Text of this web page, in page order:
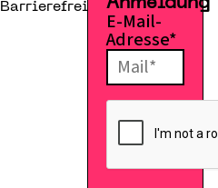
Barrierefreiheitserklärung
Anmeldung
E-Mail-
Adresse*